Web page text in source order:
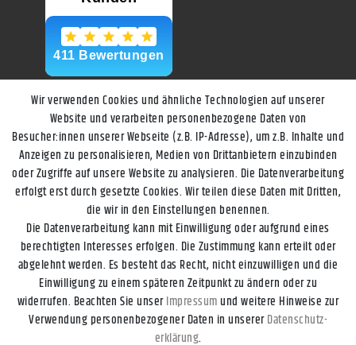
Impressum Daten­schutz­erklärung AGB Widerrufs­recht
Wir verwenden Cookies und ähnliche Technologien auf unserer
Website und verarbeiten personenbezogene Daten von
Besucher:innen unserer Webseite (z.B. IP-Adresse), um z.B. Inhalte und
Anzeigen zu personalisieren, Medien von Drittanbietern einzubinden
oder Zugriffe auf unsere Website zu analysieren. Die Datenverarbeitung
erfolgt erst durch gesetzte Cookies. Wir teilen diese Daten mit Dritten,
die wir in den Einstellungen benennen.
Die Datenverarbeitung kann mit Einwilligung oder aufgrund eines
berechtigten Interesses erfolgen. Die Zustimmung kann erteilt oder
abgelehnt werden. Es besteht das Recht, nicht einzuwilligen und die
Einwilligung zu einem späteren Zeitpunkt zu ändern oder zu
widerrufen. Beachten Sie unserImpressumund weitere Hinweise zur
Verwendung personenbezogener Daten in unsererDaten­schutz­
erklärung.